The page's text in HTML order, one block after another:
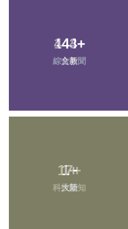
443+
綜合新聞
1+
大陸